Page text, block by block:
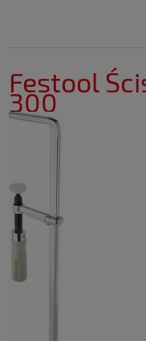
Festool
300